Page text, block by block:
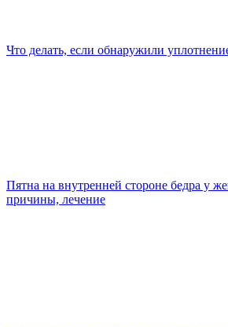
Что делать, если обнаружили
Пятна на внутренней стороне бедра у
причины, лечение